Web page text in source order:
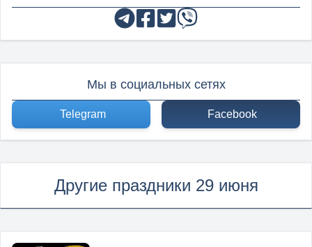
Мы в социальных сетях
Telegram Facebook
Другие праздники 29 июня